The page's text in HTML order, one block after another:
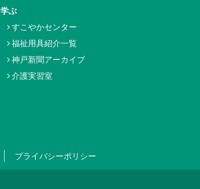
学ぶ
すこやかセンター
福祉用具紹介一覧
神戸新聞アーカイブ
介護実習室
プライバシーポリシー